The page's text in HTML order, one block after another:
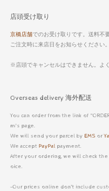
店頭受け取り
京橋店舗でのお受け取りです。送料不
ご注文時に来店日をお知らせください
※店頭でキャンセルはできません。よ
Overseas delivery 海外配送
You can order from the link of
m's page.
We will send your parcel by EMS or
We accept PayPal payment.
After your ordering, we will check
oice.
-Our prices online don’t include